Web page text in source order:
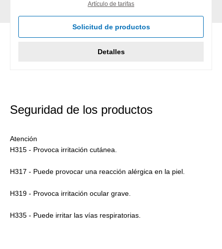
Artículo de tarifas
Solicitud de productos
Detalles
Seguridad de los productos
Atención
H315 - Provoca irritación cutánea.
H317 - Puede provocar una reacción alérgica en la piel.
H319 - Provoca irritación ocular grave.
H335 - Puede irritar las vías respiratorias.